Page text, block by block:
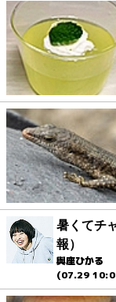
暑くてチ
報）
與座ひかる
(07.29